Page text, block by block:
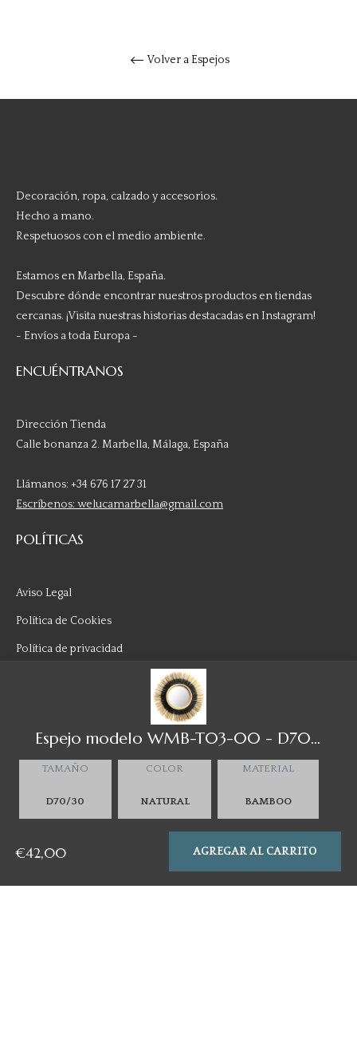
Espejo modelo WMB-T03-00 - D70/30 / Natural / Bamboo
TAMAÑO COLOR MATERIAL
€42,00 AGREGAR AL CARRITO
Volver a Espejos
Decoración, ropa, calzado y accesorios.
Hecho a mano.
Respetuosos con el medio ambiente.
Estamos en Marbella, España.
Descubre dónde encontrar nuestros productos en tiendas
cercanas. ¡Visita nuestras historias destacadas en Instagram!
- Envíos a toda Europa -
ENCUÉNTRANOS
Dirección Tienda
Calle bonanza 2. Marbella, Málaga, España
Llámanos: +34 676 17 27 31
Escríbenos: welucamarbella@gmail.com
POLÍTICAS
Aviso Legal
Política de Cookies
Política de privacidad
Términos y Condiciones de Compra
CONÓCENOS
Sobre nosotros
Esta página utiliza cookies para asegurar que tengas la mejor
¡ACEPTO!